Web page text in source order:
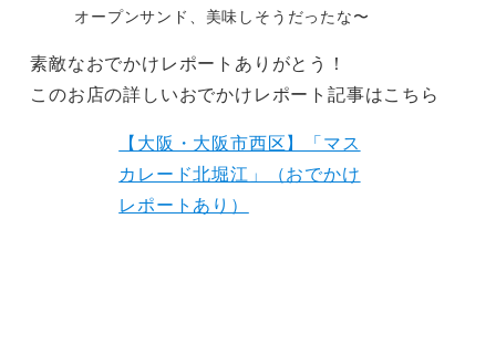
オープンサンド、美味しそうだったな〜
素敵なおでかけレポートありがとう！
このお店の詳しいおでかけレポート記事はこちら
【大阪・大阪市西区】「マス
カレード北堀江」（おでかけ
レポートあり）